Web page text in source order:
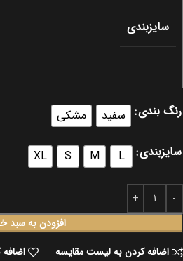
سایزبندی
رنگ بندی سفید مشکی
سایزبندی L
M
S
XL
افزودن به سبد
اضافه کردن به لیست مقایسه